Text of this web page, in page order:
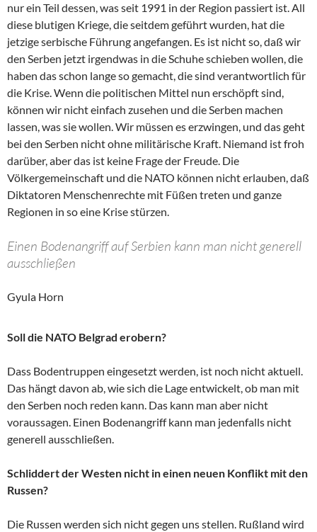
nur ein Teil dessen, was seit 1991 in der Region passiert ist. All
diese blutigen Kriege, die seitdem geführt wurden, hat die
jetzige serbische Führung angefangen. Es ist nicht so, daß wir
den Serben jetzt irgendwas in die Schuhe schieben wollen, die
haben das schon lange so gemacht, die sind verantwortlich für
die Krise. Wenn die politischen Mittel nun erschöpft sind,
können wir nicht einfach zusehen und die Serben machen
lassen, was sie wollen. Wir müssen es erzwingen, und das geht
bei den Serben nicht ohne militärische Kraft. Niemand ist froh
darüber, aber das ist keine Frage der Freude. Die
Völkergemeinschaft und die NATO können nicht erlauben, daß
Diktatoren Menschenrechte mit Füßen treten und ganze
Regionen in so eine Krise stürzen.
Einen Bodenangriff auf Serbien kann man nicht generell
ausschließen
Gyula Horn
Soll die NATO Belgrad erobern?
Dass Bodentruppen eingesetzt werden, ist noch nicht aktuell.
Das hängt davon ab, wie sich die Lage entwickelt, ob man mit
den Serben noch reden kann. Das kann man aber nicht
voraussagen. Einen Bodenangriff kann man jedenfalls nicht
generell ausschließen.
Schliddert der Westen nicht in einen neuen Konflikt mit den
Russen?
Die Russen werden sich nicht gegen uns stellen. Rußland wird